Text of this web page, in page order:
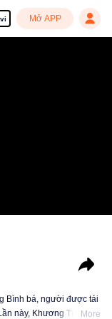
vi Mở APP
Bình bá, người được tái
này, Khương Tự dũng
More